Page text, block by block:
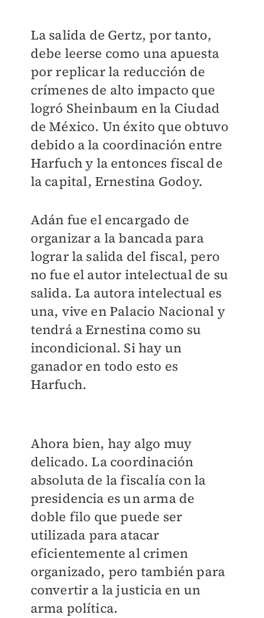
La salida de Gertz, por tanto,
debe leerse como una apuesta
por replicar la reducción de
crímenes de alto impacto que
logró Sheinbaum en la Ciudad
de México. Un éxito que obtuvo
debido a la coordinación entre
Harfuch y la entonces fiscal de
la capital, Ernestina Godoy.
Adán fue el encargado de
organizar a la bancada para
lograr la salida del fiscal, pero
no fue el autor intelectual de su
salida. La autora intelectual es
una, vive en Palacio Nacional y
tendrá a Ernestina como su
incondicional. Si hay un
ganador en todo esto es
Harfuch.
Ahora bien, hay algo muy
delicado. La coordinación
absoluta de la fiscalía con la
presidencia es un arma de
doble filo que puede ser
utilizada para atacar
eficientemente al crimen
organizado, pero también para
convertir a la justicia en un
arma política.